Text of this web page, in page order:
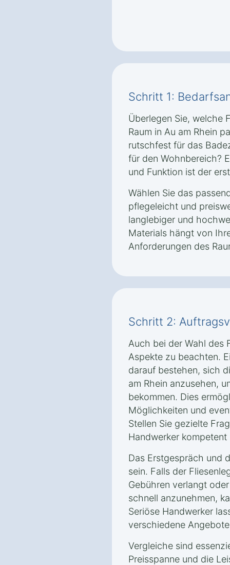
Schritt 1:
Überlegen Sie, welche
Raum in Au am Rhein
rutschfest für das
für den Wohnbereich?
und Funktion ist der
Wählen Sie das
pflegeleicht und
langlebiger und
Materials hängt von
Anforderungen des
Schritt 2:
Auch bei der Wahl des
Aspekte zu beachten.
darauf bestehen, sich
am Rhein anzusehen,
bekommen. Dies
Möglichkeiten und
Stellen Sie gezielte
Handwerker
Das Erstgespräch und
sein. Falls der
Gebühren verlangt
schnell anzunehmen,
Seriöse Handwerker
verschiedene
Vergleiche sind
Preisspanne und die